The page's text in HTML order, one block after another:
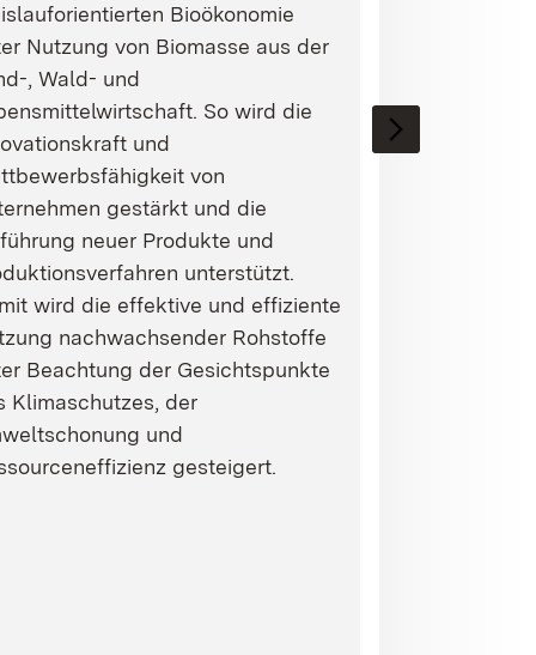
Bioökonomie
Nutzung von Biomasse aus der
, Wald- und
So wird die
und
von
gestärkt und die
neuer Produkte und
unterstützt.
wird die effektive und effiziente
nachwachsender Rohstoffe
Beachtung der Gesichtspunkte
Klimaschutzes, der
und
gesteigert.